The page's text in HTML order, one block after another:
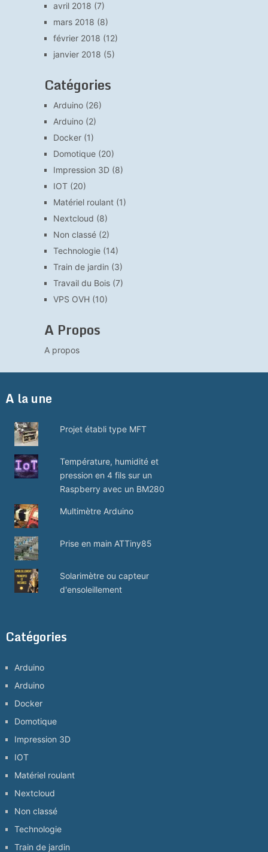
avril 2018 (7)
mars 2018 (8)
février 2018 (12)
janvier 2018 (5)
Catégories
Arduino(26)
Arduino(2)
Docker(1)
Domotique(20)
Impression 3D(8)
IOT(20)
Matériel roulant(1)
Nextcloud (8)
Non classé(2)
Technologie(14)
Train de jardin (3)
Travail du Bois(7)
VPS OVH (10)
A Propos
A propos
A la une
Projet établi type MFT
Température, humidité et
pression en 4 fils sur un
Raspberry avec un BM280
Multimètre Arduino
Prise en main ATTiny85
Solarimètre ou capteur
d'ensoleillement
Catégories
Arduino
Arduino
Docker
Domotique
Impression 3D
IOT
Matériel roulant
Nextcloud
Non classé
Technologie
Train de jardin